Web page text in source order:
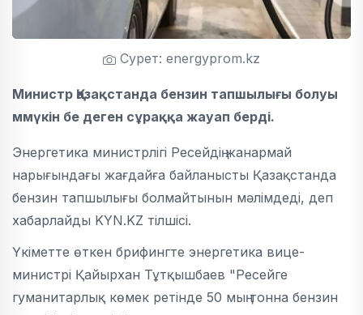
Сурет: energyprom.kz
Министр Қазақстанда бензин тапшылығы болуы
ммүкін бе деген сұраққа жауап берді.
Энергетика министрлігі Ресейдің жанармай
нарығындағы жағдайға байланысты Қазақстанда
бензин тапшылығы болмайтынын мәлімдеді, деп
хабарлайды KYN.KZ тілшісі.
Үкіметте өткен брифингте энергетика вице-
министрі Қайырхан Тұтқышбаев "Ресейге
гуманитарлық көмек ретінде 50 мың тонна бензин